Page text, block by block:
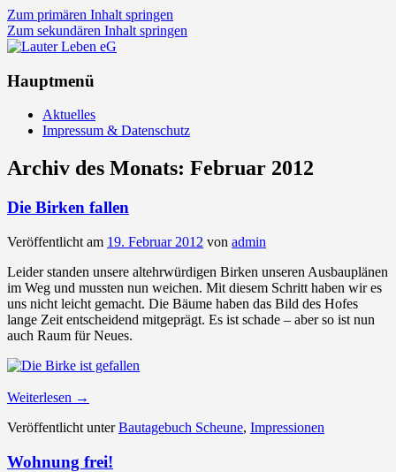
Zum primären Inhalt springen
Zum sekundären Inhalt springen
Lauter Leben eG
Hauptmenü
Aktuelles
Impressum & Datenschutz
Archiv des Monats: Februar 2012
Die Birken fallen
Veröffentlicht am 19. Februar 2012 von admin
Leider standen unsere altehrwürdigen Birken unseren Ausbauplänen
im Weg und mussten nun weichen. Mit diesem Schritt haben wir es
uns nicht leicht gemacht. Die Bäume haben das Bild des Hofes
lange Zeit entscheidend mitgeprägt. Es ist schade – aber so ist nun
auch Raum für Neues.
Weiterlesen →
Veröffentlicht unter Bautagebuch Scheune, Impressionen
Wohnung frei!